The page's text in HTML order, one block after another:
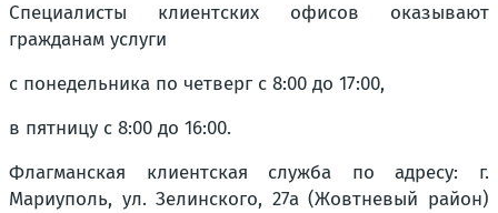
Специалисты клиентских офисов оказывают
гражданам услуги
с понедельника по четверг с 8:00 до 17:00,
в пятницу с 8:00 до 16:00.
Флагманская клиентская служба по адресу: г.
Мариуполь, ул. Зелинского, 27а (Жовтневый район)